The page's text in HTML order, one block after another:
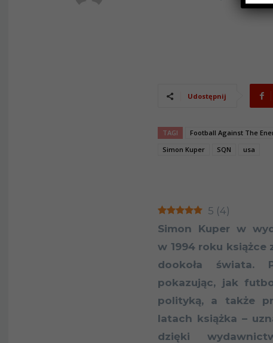
Udostępnij
TAGI Football Against The
Simon Kuper
SQN usa
5 (4)
Simon Kuper w
w 1994 roku książce
dookoła świata.
pokazując, jak
polityką, a także
latach książka –
dzięki